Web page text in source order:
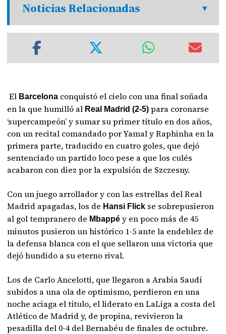
Noticias Relacionadas
El Barcelona conquistó el cielo con una final soñada
en la que humilló al Real Madrid (2-5)para coronarse
‘supercampeón’ y sumar su primer título en dos años,
con un recital comandado por Yamal y Raphinha en la
primera parte, traducido en cuatro goles, que dejó
sentenciado un partido loco pese a que los culés
acabaron con diez por la expulsión de Szczesny.
Con un juego arrollador y con las estrellas del Real
Madrid apagadas, los de Hansi Flick se sobrepusieron
al gol tempranero de Mbappéy en poco más de 45
minutos pusieron un histórico 1-5 ante la endeblez de
la defensa blanca con el que sellaron una victoria que
dejó hundido a su eterno rival.
Los de Carlo Ancelotti, que llegaron a Arabia Saudí
subidos a una ola de optimismo, perdieron en una
noche aciaga el título, el liderato en LaLiga a costa del
Atlético de Madrid y, de propina, revivieron la
pesadilla del 0-4 del Bernabéu de finales de octubre.